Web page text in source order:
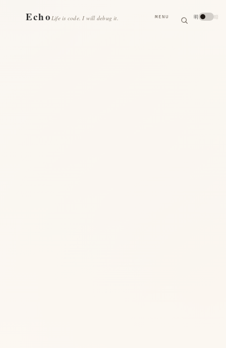
EchoLife is code. I will debug it. MENU
索 搜
明 暗